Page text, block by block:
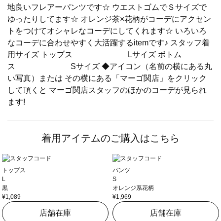
地良いフレアーパンツです☆ ウエストゴムでＳサイズで
ゆったりしてます☆ オレンジ茶×花柄がコーデにアクセン
トをつけてオシャレなコーデにしてくれます☆ いろいろ
なコーデに合わせやすく大活躍するitemです♪ スタッフ着
用サイズ トップス Lサイズ ボトム
ス Sサイズ ◆アイコン（名前の横にある丸
い写真）または その横にある「マーゴ関店」をクリック
して頂くと マーゴ関店スタッフのほかのコーデが見られ
ます!
着用アイテムのご購入はこちら
トップス
L
黒
¥1,089
店舗在庫
パンツ
S
オレンジ系花柄
¥1,969
店舗在庫